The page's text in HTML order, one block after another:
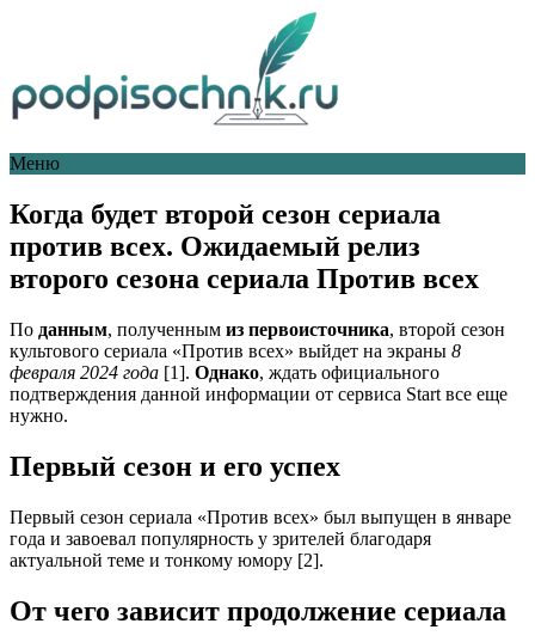
Меню
Когда будет второй сезон сериала
против всех. Ожидаемый релиз
второго сезона сериала Против всех
По данным, полученным из первоисточника, второй сезон
культового сериала «Против всех» выйдет на экраны 8
февраля 2024 года [1]. Однако, ждать официального
подтверждения данной информации от сервиса Start все еще
нужно.
Первый сезон и его успех
Первый сезон сериала «Против всех» был выпущен в январе
года и завоевал популярность у зрителей благодаря
актуальной теме и тонкому юмору [2].
От чего зависит продолжение сериала